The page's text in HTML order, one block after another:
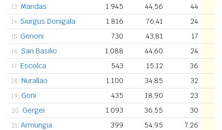
13. Mandas 1.945 44,56 44
14. Siurgus Donigala 1.816 76,41 24
15. Genoni 730 43,81 17
16. San Basilio 1.088 44,60 24
17. Escolca 543 15,12 36
18. Nurallao 1.100 34,85 32
19. Goni 435 18,90 23
20. Gergei 1.093 36,55 30
21. Armungia 399 54,95 7,26